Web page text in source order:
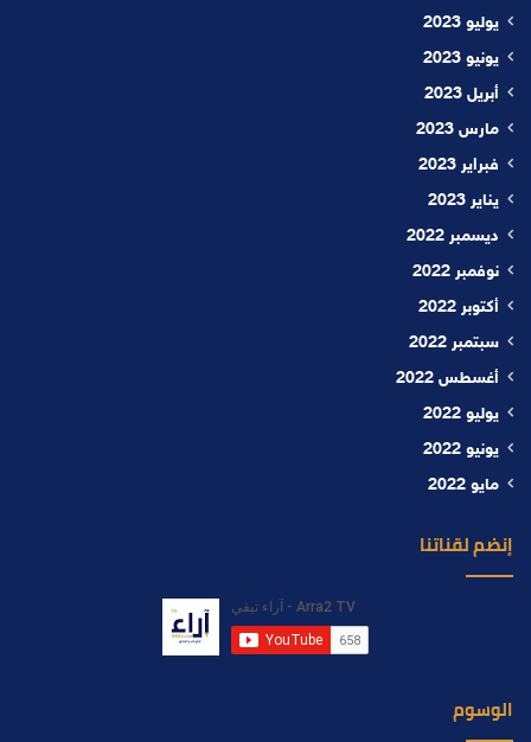
يوليو 2023
يونيو 2023
أبريل 2023
مارس 2023
فبراير 2023
يناير 2023
ديسمبر 2022
نوفمبر 2022
أكتوبر 2022
سبتمبر 2022
أغسطس 2022
يوليو 2022
يونيو 2022
مايو 2022
إنضم لقناتنا
الوسوم